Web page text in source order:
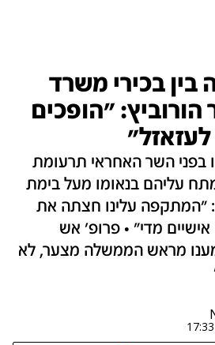
בכירי משרד
"הופכים
לעזאזל"
בפני השר האחראי תרעומת
עליהם בנאומו מעל בימת
"המתקפה עלינו חצתה את
מדי" • פרופ' אש
מראש הממשלה מצער, לא